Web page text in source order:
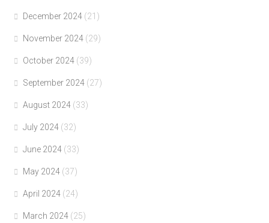
December 2024 (21)
November 2024 (29)
October 2024 (39)
September 2024 (27)
August 2024 (33)
July 2024 (32)
June 2024 (33)
May 2024 (37)
April 2024 (24)
March 2024 (25)